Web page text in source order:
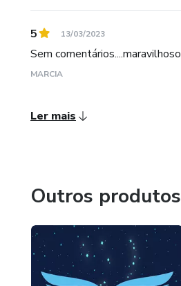
5 13/03/2023
Sem
MARCIA
Ler mais
Outros